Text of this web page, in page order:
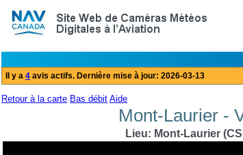
Retour à la carte Bas débit Aide
Mont-Laurier -
Lieu: Mont-Laurier